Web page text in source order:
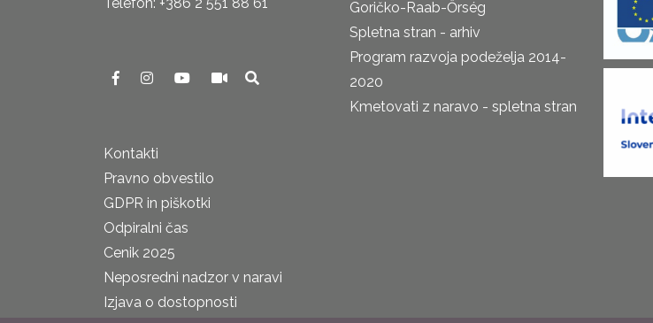
Kontakti
Pravno obvestilo
GDPR in piškotki
Odpiralni čas
Cenik 2025
Neposredni nadzor v naravi
Izjava o dostopnosti
Goričko-Raab-Őrség
Spletna stran - arhiv
Program razvoja podeželja 2014-
2020
Kmetovati z naravo - spletna stran